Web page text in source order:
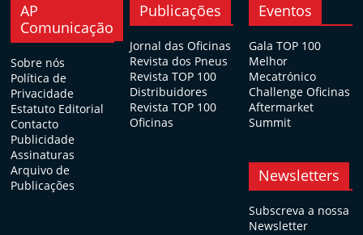
AP
Comunicação
Sobre nós
Política de
Privacidade
Estatuto Editorial
Contacto
Publicidade
Assinaturas
Arquivo de
Publicações
Publicações
Jornal das Oficinas
Revista dos Pneus
Revista TOP 100
Distribuidores
Revista TOP 100
Oficinas
Eventos
Gala TOP 100
Melhor
Mecatrónico
Challenge Oficinas
Aftermarket
Summit
Newsletters
Subscreva a nossa
Newsletter